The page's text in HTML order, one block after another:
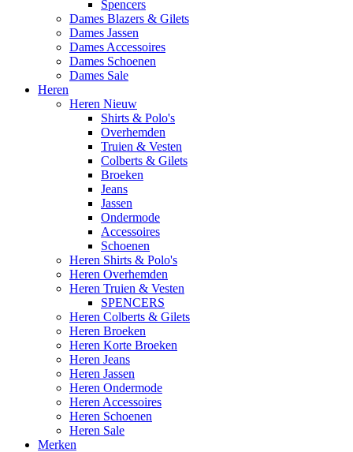
Spencers
Dames Blazers & Gilets
Dames Jassen
Dames Accessoires
Dames Schoenen
Dames Sale
Heren
Heren Nieuw
Shirts & Polo's
Overhemden
Truien & Vesten
Colberts & Gilets
Broeken
Jeans
Jassen
Ondermode
Accessoires
Schoenen
Heren Shirts & Polo's
Heren Overhemden
Heren Truien & Vesten
SPENCERS
Heren Colberts & Gilets
Heren Broeken
Heren Korte Broeken
Heren Jeans
Heren Jassen
Heren Ondermode
Heren Accessoires
Heren Schoenen
Heren Sale
Merken